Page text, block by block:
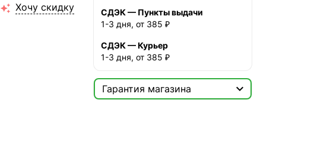
 Хочу скидку
СДЭК — Пункты выдачи
1-3 дня, от 385 ₽
СДЭК — Курьер
1-3 дня, от 385 ₽
Гарантия магазина
